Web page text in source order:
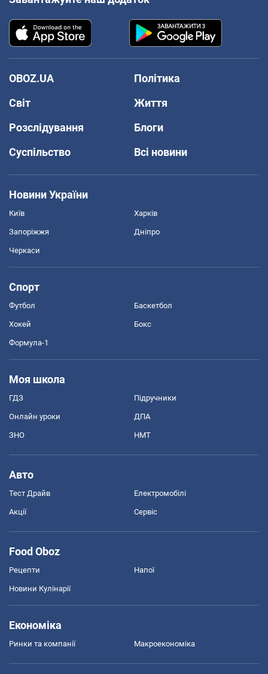
OBOZ.UA
Політика
Світ
Життя
Розслідування
Блоги
Суспільство
Всі новини
Новини України
Київ Харків
Запоріжжя Дніпро
Черкаси
Спорт
Футбол Баскетбол
Хокей Бокс
Формула-1
Моя школа
ГДЗ Підручники
Онлайн уроки ДПА
ЗНО НМТ
Авто
Тест Драйв Електромобілі
Акції Сервіс
Food Oboz
Рецепти Напої
Новини Кулінарії
Економіка
Ринки та компанії Макроекономіка